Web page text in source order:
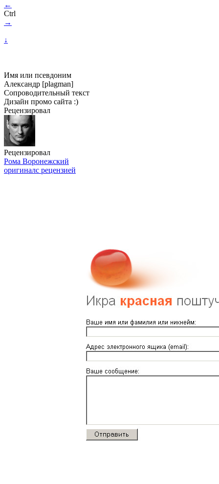
←
Ctrl
→
↓
Имя или псевдоним
Александр [plagman]
Сопроводительный текст
Дизайн промо сайта :)
Рецензировал
Рецензировал
Рома Воронежский
оригиналс рецензией